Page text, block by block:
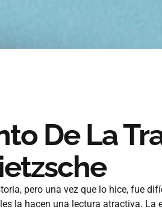
De La
pero una vez que lo hice, fue
la hacen una lectura atractiva. La